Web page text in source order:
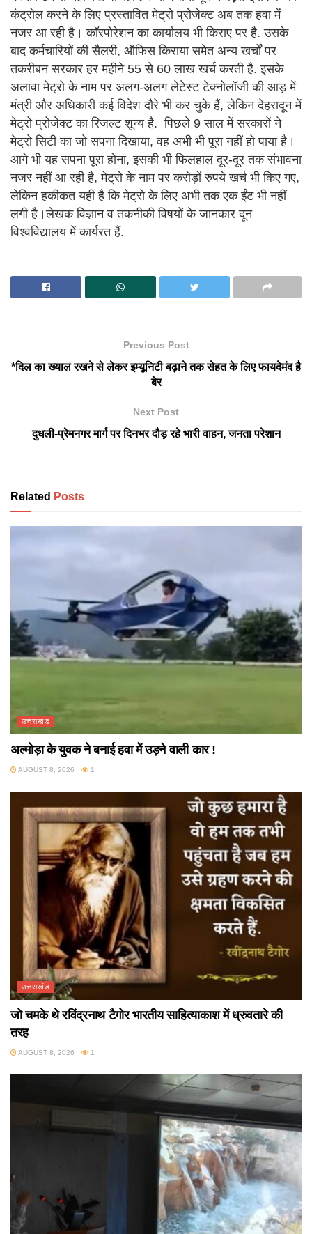
कंट्रोल करने के लिए प्रस्तावित मेट्रो प्रोजेक्ट अब तक हवा में
नजर आ रही है। कॉरपोरेशन का कार्यालय भी किराए पर है. उसके
बाद कर्मचारियों की सैलरी, ऑफिस किराया समेत अन्य खर्चों पर
तकरीबन सरकार हर महीने 55 से 60 लाख खर्च करती है. इसके
अलावा मेट्रो के नाम पर अलग-अलग लेटेस्ट टेक्नोलॉजी की आड़ में
मंत्री और अधिकारी कई विदेश दौरे भी कर चुके हैं, लेकिन देहरादून में
मेट्रो प्रोजेक्ट का रिजल्ट शून्य है. पिछले 9 साल में सरकारों ने
मेट्रो सिटी का जो सपना दिखाया, वह अभी भी पूरा नहीं हो पाया है।
आगे भी यह सपना पूरा होना, इसकी भी फिलहाल दूर-दूर तक संभावना
नजर नहीं आ रही है, मेट्रो के नाम पर करोड़ों रुपये खर्च भी किए गए,
लेकिन हकीकत यही है कि मेट्रो के लिए अभी तक एक ईंट भी नहीं
लगी है।लेखक विज्ञान व तकनीकी विषयों के जानकार दून
विश्वविद्यालय में कार्यरत हैं.
Previous Post
*दिल का ख्याल रखने से लेकर इम्यूनिटी बढ़ाने तक सेहत के लिए फायदेमंद है
बेर
Next Post
दुधली-प्रेमनगर मार्ग पर दिनभर दौड़ रहे भारी वाहन, जनता परेशान
Related Posts
उत्तराखंड
अल्मोड़ा के युवक ने बनाई हवा में उड़ने वाली कार !
AUGUST 8, 2026 1
उत्तराखंड
जो चमके थे रविंद्रनाथ टैगोर भारतीय साहित्याकाश में ध्रुवतारे की
तरह
AUGUST 8, 2026 1